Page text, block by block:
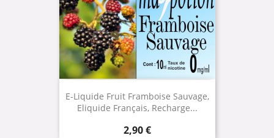
E-Liquide Fruit Framboise Sauvage,
Eliquide Français, Recharge...
Prix
2,90 €